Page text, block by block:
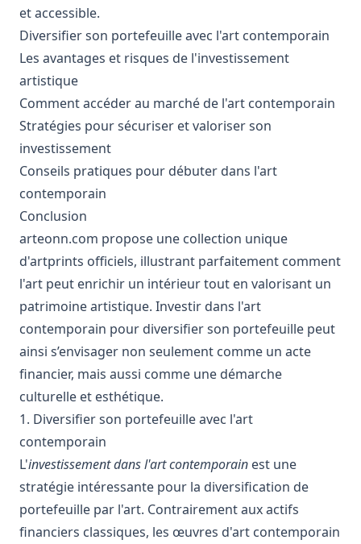
et accessible.
Diversifier son portefeuille avec l'art contemporain
Les avantages et risques de l'investissement
artistique
Comment accéder au marché de l'art contemporain
Stratégies pour sécuriser et valoriser son
investissement
Conseils pratiques pour débuter dans l'art
contemporain
Conclusion
arteonn.com propose une collection unique
d'artprints officiels, illustrant parfaitement comment
l'art peut enrichir un intérieur tout en valorisant un
patrimoine artistique. Investir dans l'art
contemporain pour diversifier son portefeuille peut
ainsi s’envisager non seulement comme un acte
financier, mais aussi comme une démarche
culturelle et esthétique.
1. Diversifier son portefeuille avec l'art
contemporain
L'investissement dans l'art contemporain est une
stratégie intéressante pour la diversification de
portefeuille par l'art. Contrairement aux actifs
financiers classiques, les œuvres d'art contemporain